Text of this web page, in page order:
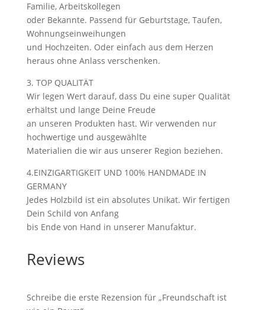
Familie, Arbeitskollegen
oder Bekannte. Passend für Geburtstage, Taufen,
Wohnungseinweihungen
und Hochzeiten. Oder einfach aus dem Herzen
heraus ohne Anlass verschenken.
3. TOP QUALITÄT
Wir legen Wert darauf, dass Du eine super Qualität
erhältst und lange Deine Freude
an unseren Produkten hast. Wir verwenden nur
hochwertige und ausgewählte
Materialien die wir aus unserer Region beziehen.
4.EINZIGARTIGKEIT UND 100% HANDMADE IN
GERMANY
Jedes Holzbild ist ein absolutes Unikat. Wir fertigen
Dein Schild von Anfang
bis Ende von Hand in unserer Manufaktur.
Reviews
Schreibe die erste Rezension für „Freundschaft ist